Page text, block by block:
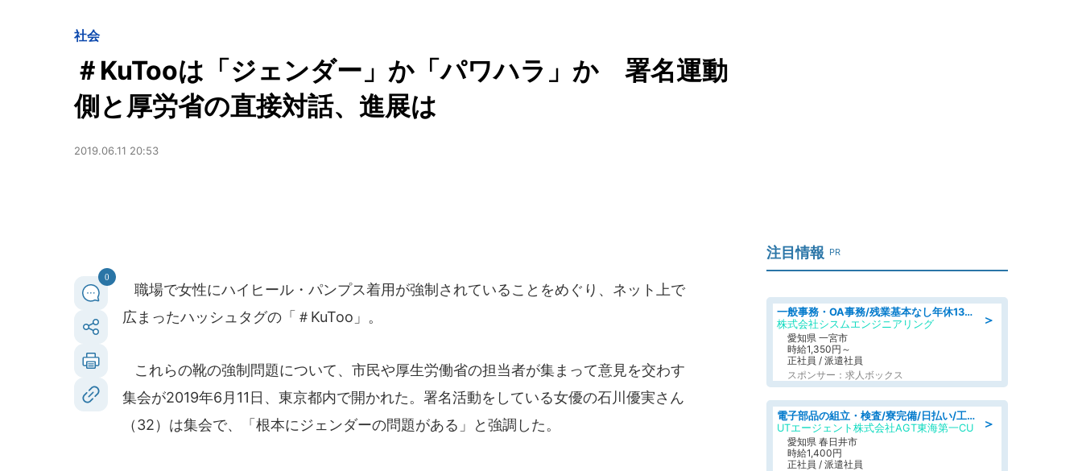
社会
＃KuTooは「ジェンダー」か「パワハラ」か 署名運動
側と厚労省の直接対話、進展は
2019.06.11 20:53
0
職場で女性にハイヒール・パンプス着用が強制されていることをめぐり、ネット上で
広まったハッシュタグの「＃KuToo」。
これらの靴の強制問題について、市民や厚生労働省の担当者が集まって意見を交わす
集会が2019年6月11日、東京都内で開かれた。署名活動をしている女優の石川優実さん
（32）は集会で、「根本にジェンダーの問題がある」と強調した。
注目情報 PR
＞
一般事務・OA事務/残業基本なし年休130日社保完備の一般・調達事務
株式会社シスムエンジニアリング
愛知県 一宮市
時給1,350円～
正社員 / 派遣社員
スポンサー：求人ボックス
＞
電子部品の組立・検査/寮完備/日払い/工場・製造
UTエージェント株式会社AGT東海第一CU
愛知県 春日井市
時給1,400円
正社員 / 派遣社員